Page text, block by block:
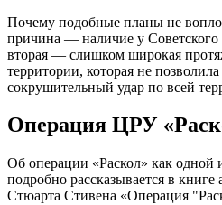
Почему подобные планы не
причина — наличие у
вторая — слишком широкая
территории, которая не
сокрушительный удар по всей
Операция ЦРУ
Об операции «Раскол» как одной
подробно рассказывается в книге
Стюарта Стивена «Операция